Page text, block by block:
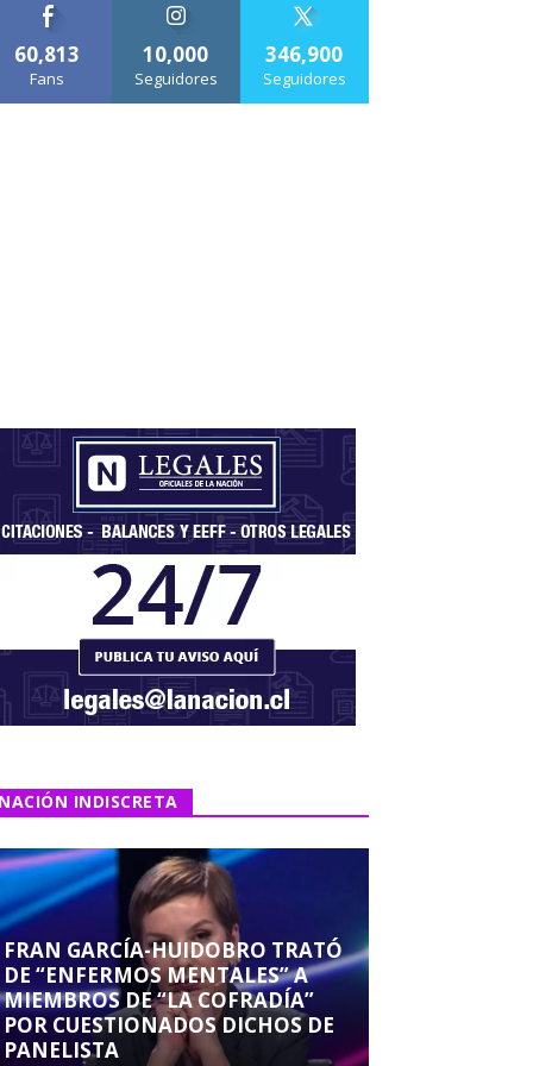
60,813
Fans
10,000
Seguidores
346,900
Seguidores
INDISCRETA
FRAN GARCÍA-HUIDOBRO TRATÓ
DE “ENFERMOS MENTALES” A
MIEMBROS DE “LA COFRADÍA”
POR CUESTIONADOS DICHOS DE
PANELISTA